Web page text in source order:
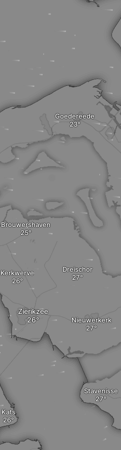
Kerkwerve
Brouwershaven
Nieuwerkerk
Dreischor
Zierikzee
Goedereede
Kats
Stavenisse